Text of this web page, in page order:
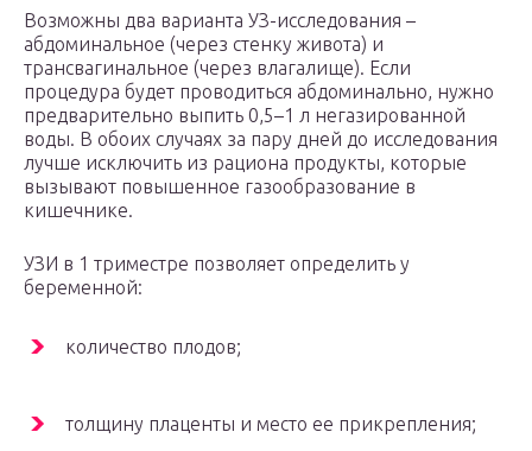
Возможны два варианта УЗ-исследования –
абдоминальное (через стенку живота) и
трансвагинальное (через влагалище). Если
процедура будет проводиться абдоминально, нужно
предварительно выпить 0,5–1 л негазированной
воды. В обоих случаях за пару дней до исследования
лучше исключить из рациона продукты, которые
вызывают повышенное газообразование в
кишечнике.
УЗИ в 1 триместре позволяет определить у
беременной:
количество плодов;
толщину плаценты и место ее прикрепления;